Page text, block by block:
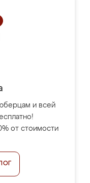
и всей
от стоимости